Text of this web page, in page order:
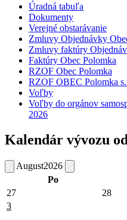
Úradná tabuľa
Dokumenty
Verejné obstarávanie
Zmluvy Objednávky
Zmluvy faktúry
Faktúry Obec Polomka
RZOF Obec Polomka
RZOF OBEC Polomka
Voľby
Voľby do orgánov
2026
Kalendár vývozu
August2026
Po
27
28
3